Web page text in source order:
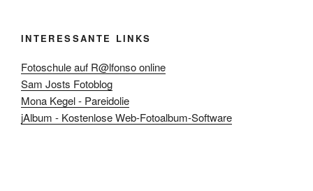
INTERESSANTE LINKS
Fotoschule auf R@lfonso online
Sam Josts Fotoblog
Mona Kegel - Pareidolie
jAlbum - Kostenlose Web-Fotoalbum-Software